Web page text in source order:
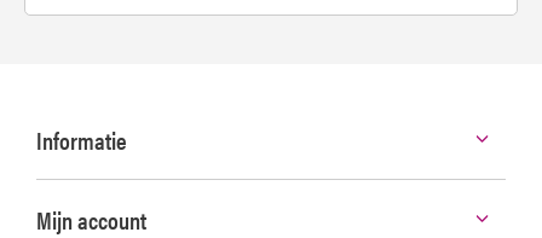
Informatie
Mijn account